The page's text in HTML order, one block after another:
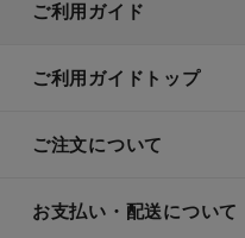
ご利用ガイド
ご利用ガイドトップ
ご注文について
お支払い・配送について